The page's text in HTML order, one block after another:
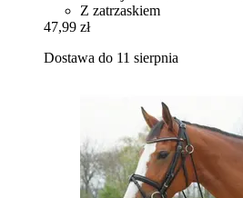
Z zatrzaskiem
47,99 zł
Dostawa do 11 sierpnia